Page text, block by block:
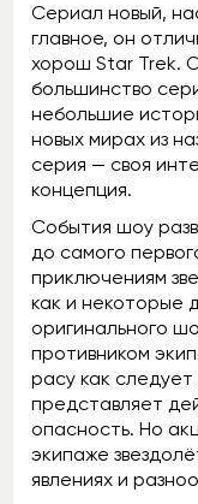
Сериал новый,
главное, он
хорош Star Trek.
большинство
небольшие
новых мирах из
серия — своя
концепция.
События шоу
до самого
приключениям
как и некоторые
оригинального
противником
расу как
представляет
опасность. Но
экипаже
явлениях и